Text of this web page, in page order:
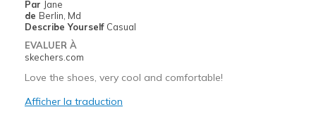
Par Jane
de Berlin, Md
Describe Yourself Casual
EVALUER À
skechers.com
Love the shoes, very cool and comfortable!
Afficher la traduction